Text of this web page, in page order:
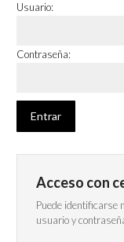
Usuario:
Contraseña:
Acceso con
Puede identificarse
usuario y